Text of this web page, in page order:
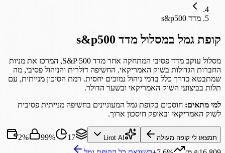
מדד s&p500
קופת גמלבמסלול מדד s&p500
מסלול עוקב מדד פסיבי המתחקה אחר מדד S&P 500, המרכז את מניות
החברות הגדולות בשוק האמריקאי. החשיפה דולרית והניהול פסיבי, מה
שמתבטא בדרך כלל בדמי ניהול נמוכים יחסית. רמת הסיכון מנייתית, עם
תלות בביצועי השוק האמריקאי ובשער הדולר.
למי מתאים: חוסכים בקופת גמל המעוניינים בחשיפה מנייתית פסיבית
לשוק האמריקאי ובאופק חיסכון ארוך.
תמצאו לי קופה מעולה Lirot AI
17
99%
2%